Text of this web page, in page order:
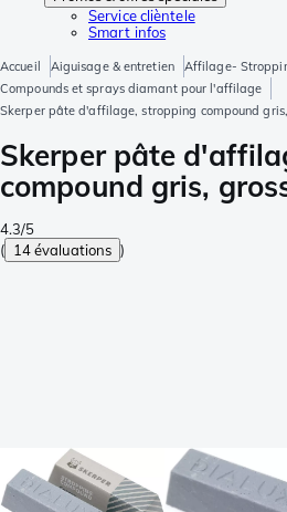
Service clièntele
Smart infos
Accueil Aiguisage & entretien
Affilage-
Compounds et sprays diamant pour l'affilage
Skerper pâte d'affilage, stropping compound
Skerper pâte
compound gris,
4.3/5
( 14 évaluations )